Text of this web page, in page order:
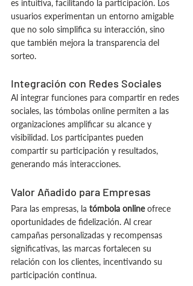
es intuitiva, facilitando la participación. Los
usuarios experimentan un entorno amigable
que no solo simplifica su interacción, sino
que también mejora la transparencia del
sorteo.
Integración con Redes Sociales
Al integrar funciones para compartir en redes
sociales, las tómbolas online permiten a las
organizaciones amplificar su alcance y
visibilidad. Los participantes pueden
compartir su participación y resultados,
generando más interacciones.
Valor Añadido para Empresas
Para las empresas, la tómbola online ofrece
oportunidades de fidelización. Al crear
campañas personalizadas y recompensas
significativas, las marcas fortalecen su
relación con los clientes, incentivando su
participación continua.